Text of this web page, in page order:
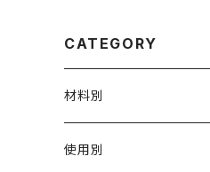
CATEGORY
材料別
陶磁器
使用別